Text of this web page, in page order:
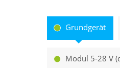
Grundgerät
Modul 5-28 V